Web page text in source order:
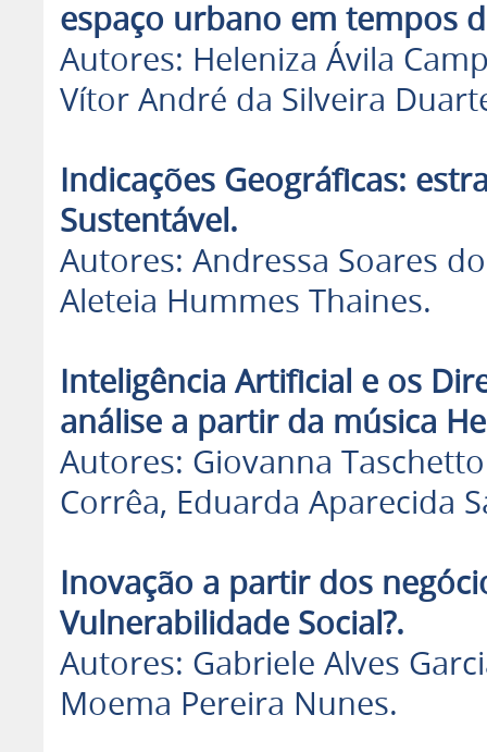
espaço urbano em tempos
Autores: Heleniza Ávila
Vítor André da Silveira
Indicações Geográficas:
Sustentável.
Autores: Andressa Soares
Aleteia Hummes Thaines.
Inteligência Artificial e os
análise a partir da música
Autores: Giovanna
Corrêa, Eduarda Aparecida
Inovação a partir dos
Vulnerabilidade Social?.
Autores: Gabriele Alves
Moema Pereira Nunes.